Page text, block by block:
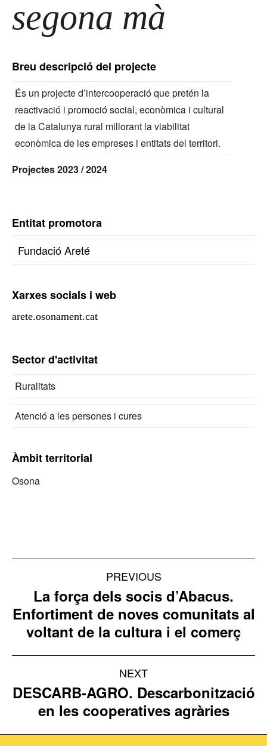
segona mà
Breu descripció del projecte
És un projecte d’intercooperació que pretén la
reactivació i promoció social, econòmica i cultural
de la Catalunya rural millorant la viabilitat
econòmica de les empreses i entitats del territori.
Projectes 2023 / 2024
Entitat promotora
Fundació Areté
Xarxes socials i web
arete.osonament.cat
Sector d'activitat
Ruralitats
Atenció a les persones i cures
Àmbit territorial
Osona
Project
navigation
PREVIOUS
Previous
project:
La força dels socis d’Abacus.
Enfortiment de noves comunitats al
voltant de la cultura i el comerç
NEXT
Next
project:
DESCARB-AGRO. Descarbonització
en les cooperatives agràries